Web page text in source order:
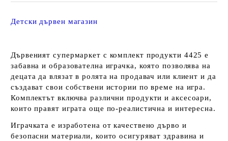
Детски дървен магазин
Дървеният супермаркет с комплект продукти 4425 е
забавна и образователна играчка, която позволява на
децата да влязат в ролята на продавач или клиент и да
създават свои собствени истории по време на игра.
Комплектът включва различни продукти и аксесоари,
които правят играта още по-реалистична и интересна.
Играчката е изработена от качествено дърво и
безопасни материали, които осигуряват здравина и